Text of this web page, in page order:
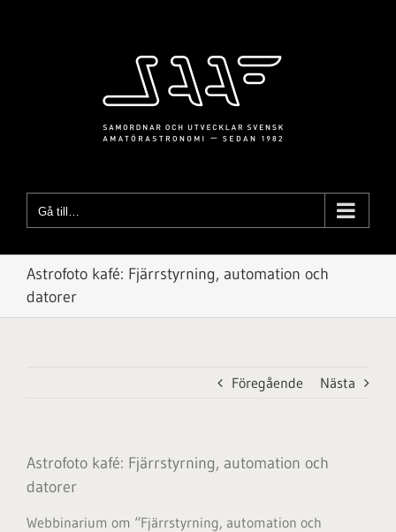
Gå till…
Astrofoto kafé: Fjärrstyrning, automation och
datorer
Föregående Nästa
Astrofoto kafé: Fjärrstyrning, automation och
datorer
Webbinarium om “Fjärrstyrning, automation och